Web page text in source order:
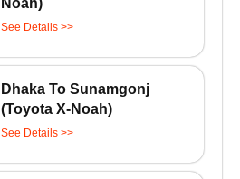
Noah)
See Details >>
Dhaka To Sunamgonj
(Toyota X-Noah)
See Details >>